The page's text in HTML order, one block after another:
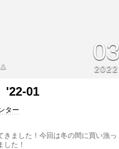
△ 2022
'22-01
ター
ました！今回は冬の間に買い漁っ
した！